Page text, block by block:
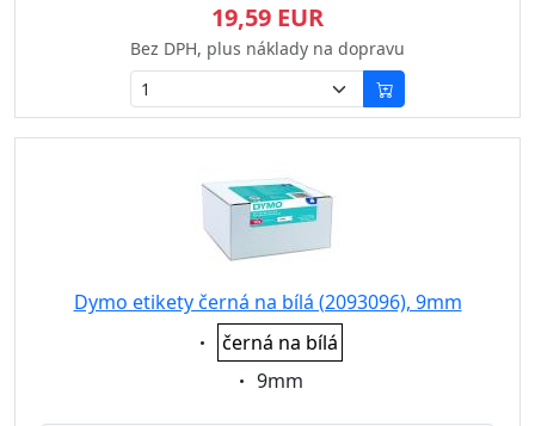
19,59 EUR
Bez DPH, plus náklady na dopravu
Dymo etikety černá na bílá (2093096), 9mm
Eigenschaft:
černá na bílá
Eigenschaft:
9mm